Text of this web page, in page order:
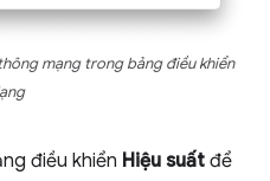
mạng trong bảng điều khiển
điều khiển Hiệu suất để